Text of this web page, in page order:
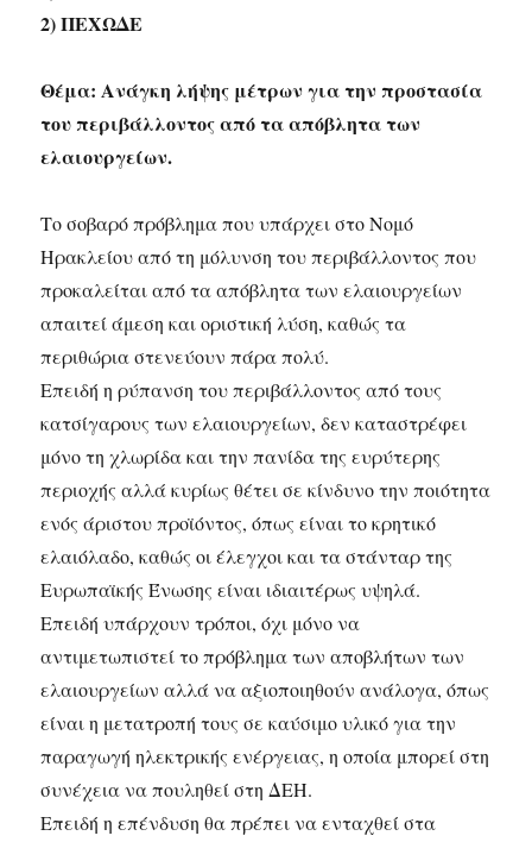
2) ΠΕΧΩΔΕ
Θέμα: Ανάγκη λήψης μέτρων για την προστασία
του περιβάλλοντος από τα απόβλητα των
ελαιουργείων.
Το σοβαρό πρόβλημα που υπάρχει στο Νομό
Ηρακλείου από τη μόλυνση του περιβάλλοντος που
προκαλείται από τα απόβλητα των ελαιουργείων
απαιτεί άμεση και οριστική λύση, καθώς τα
περιθώρια στενεύουν πάρα πολύ.
Επειδή η ρύπανση του περιβάλλοντος από τους
κατσίγαρους των ελαιουργείων, δεν καταστρέφει
μόνο τη χλωρίδα και την πανίδα της ευρύτερης
περιοχής αλλά κυρίως θέτει σε κίνδυνο την ποιότητα
ενός άριστου προϊόντος, όπως είναι το κρητικό
ελαιόλαδο, καθώς οι έλεγχοι και τα στάνταρ της
Ευρωπαϊκής Ένωσης είναι ιδιαιτέρως υψηλά.
Επειδή υπάρχουν τρόποι, όχι μόνο να
αντιμετωπιστεί το πρόβλημα των αποβλήτων των
ελαιουργείων αλλά να αξιοποιηθούν ανάλογα, όπως
είναι η μετατροπή τους σε καύσιμο υλικό για την
παραγωγή ηλεκτρικής ενέργειας, η οποία μπορεί στη
συνέχεια να πουληθεί στη ΔΕΗ.
Επειδή η επένδυση θα πρέπει να ενταχθεί στα